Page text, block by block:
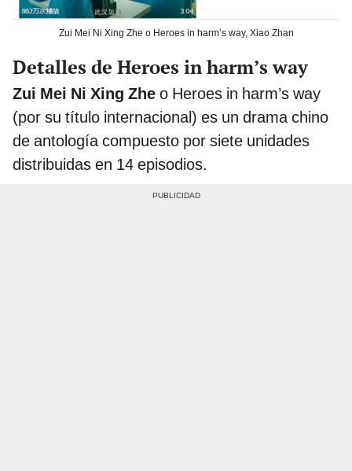
Zui Mei Ni Xing Zhe o Heroes in harm’s way, Xiao Zhan
Detalles de Heroes in harm’s way
Zui Mei Ni Xing Zhe o Heroes in harm’s way
(por su título internacional) es un drama chino
de antología compuesto por siete unidades
distribuidas en 14 episodios.